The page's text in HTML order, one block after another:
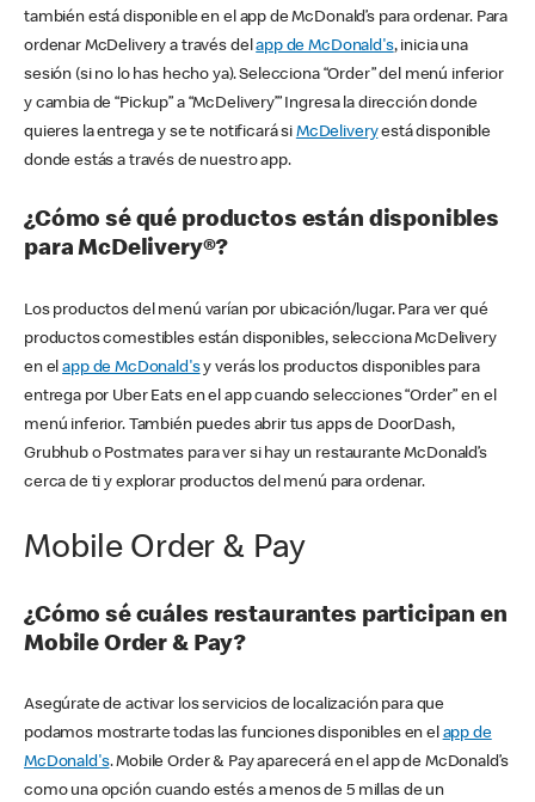
también está disponible en el app de McDonald’s para ordenar. Para
ordenar McDelivery a través delapp de McDonald's, inicia una
sesión (si no lo has hecho ya). Selecciona “Order” del menú inferior
y cambia de “Pickup” a “McDelivery’” Ingresa la dirección donde
quieres la entrega y se te notificará si McDeliveryestá disponible
donde estás a través de nuestro app.
¿Cómo sé qué productos están disponibles
para McDelivery®?
Los productos del menú varían por ubicación/lugar. Para ver qué
productos comestibles están disponibles, selecciona McDelivery
en elapp de McDonald'sy verás los productos disponibles para
entrega por Uber Eats en el app cuando selecciones “Order” en el
menú inferior. También puedes abrir tus apps de DoorDash,
Grubhub o Postmates para ver si hay un restaurante McDonald’s
cerca de ti y explorar productos del menú para ordenar.
Mobile Order & Pay
¿Cómo sé cuáles restaurantes participan en
Mobile Order & Pay?
Asegúrate de activar los servicios de localización para que
podamos mostrarte todas las funciones disponibles en el app de
McDonald's. Mobile Order & Pay aparecerá en el app de McDonald’s
como una opción cuando estés a menos de 5 millas de un